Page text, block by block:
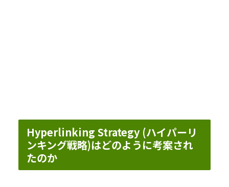
Hyperlinking Strategy (ハイパーリ
ンキング戦略)はどのように考案され
たのか